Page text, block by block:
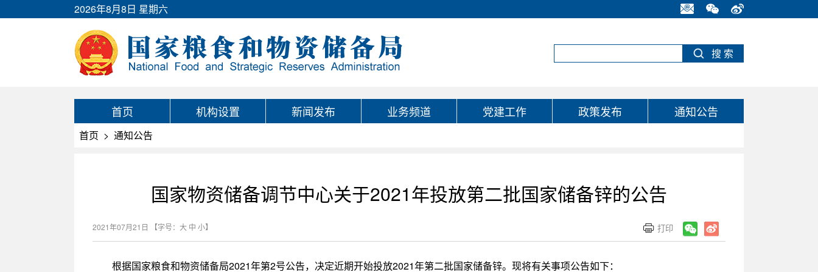
2026年8月8日 星期六
首页 机构设置 新闻发布 业务频道 党建工作 政策发布 通知公告
首页 > 通知公告
国家物资储备调节中心关于2021年投放第二批国家储备锌的公告
2021年07月21日 【字号： 大 中 小】
根据国家粮食和物资储备局2021年第2号公告，决定近期开始投放2021年第二批国家储备锌。现将有关事项公告如下：